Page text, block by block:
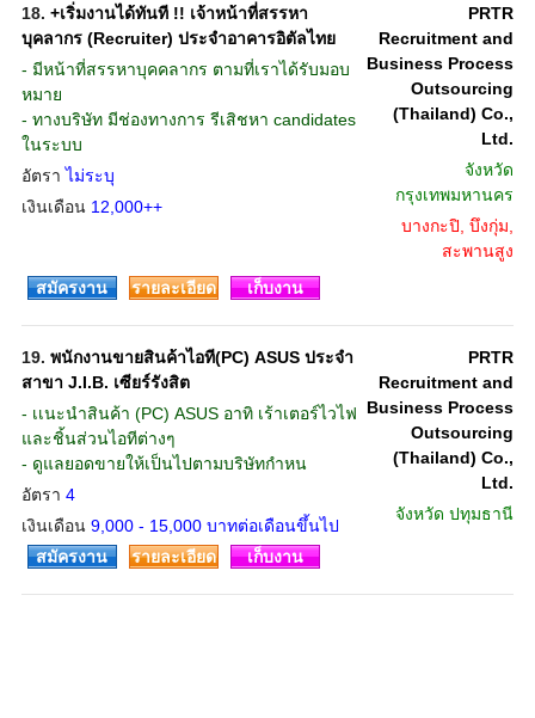
18. +เริ่มงานได้ทันที !! เจ้าหน้าที่สรรหา
บุคลากร (Recruiter) ประจำอาคารอิตัลไทย
- มีหน้าที่สรรหาบุคคลากร ตามที่เราได้รับมอบ
หมาย
- ทางบริษัท มีช่องทางการ รีเสิชหา candidates
ในระบบ
อัตราไม่ระบุ
เงินเดือน 12,000++
PRTR
Recruitment and
Business Process
Outsourcing
(Thailand) Co.,
Ltd.
จังหวัด
กรุงเทพมหานคร
บางกะปิ, บึงกุ่ม,
สะพานสูง
สมัครงาน
รายละเอียด เก็บงาน
19. พนักงานขายสินค้าไอที(PC) ASUS ประจำ
สาขา J.I.B. เซียร์รังสิต
- เเนะนำสินค้า (PC) ASUS อาทิ เร้าเตอร์ไวไฟ
และชิ้นส่วนไอทีต่างๆ
- ดูแลยอดขายให้เป็นไปตามบริษัทกำหน
อัตรา 4
เงินเดือน 9,000 - 15,000 บาทต่อเดือนขึ้นไป
PRTR
Recruitment and
Business Process
Outsourcing
(Thailand) Co.,
Ltd.
จังหวัด ปทุมธานี
สมัครงาน รายละเอียด เก็บงาน